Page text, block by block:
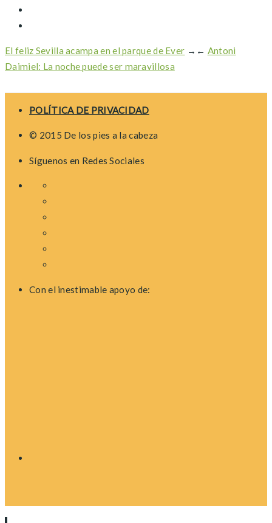
El feliz Sevilla acampa en el parque de Ever → ← Antoni
Daimiel: La noche puede ser maravillosa
POLÍTICA DE PRIVACIDAD
© 2015 De los pies a la cabeza
Síguenos en Redes Sociales
Con el inestimable apoyo de: